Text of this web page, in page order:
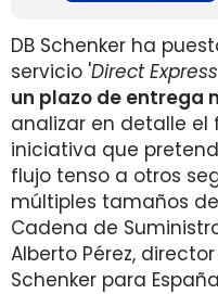
DB Schenker ha
servicio 'Direct Express
un plazo de entrega
analizar en detalle
iniciativa que
flujo tenso a otros
múltiples tamaños
Cadena de
Alberto Pérez,
Schenker para